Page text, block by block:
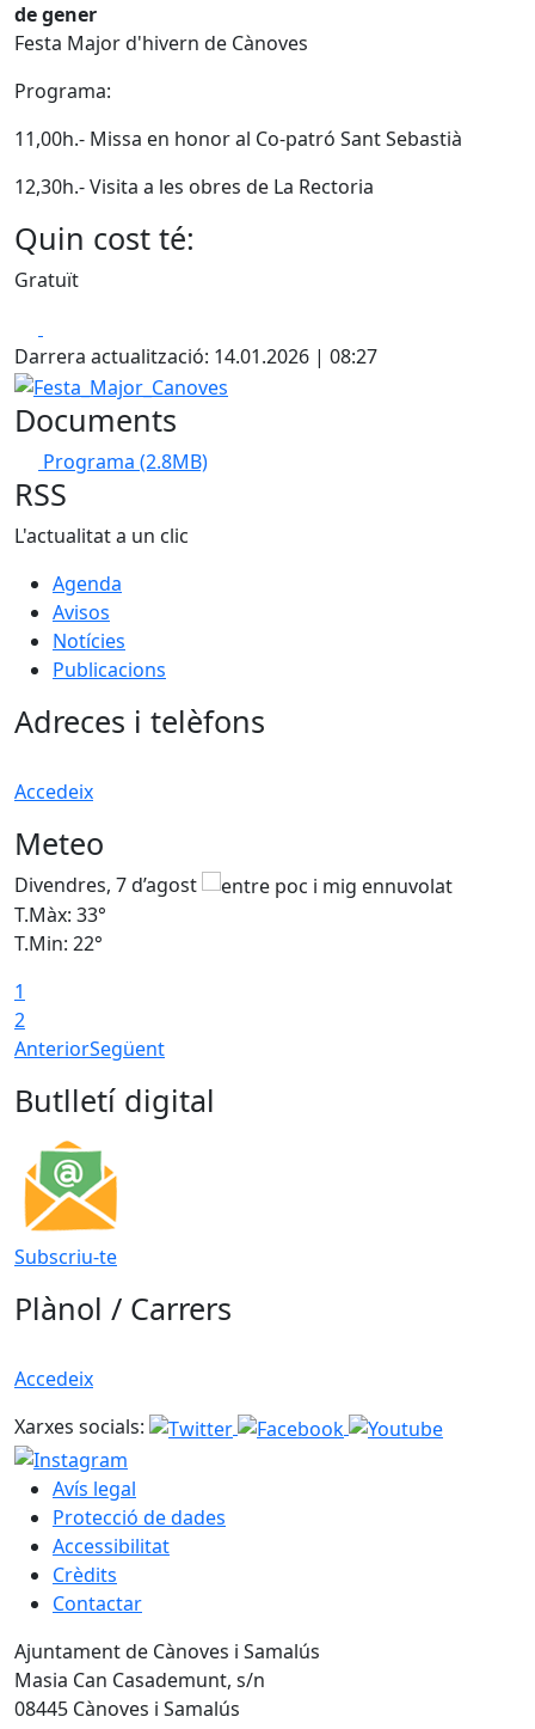
de gener
Festa Major d'hivern de Cànoves
Programa:
11,00h.- Missa en honor al Co-patró Sant Sebastià
12,30h.- Visita a les obres de La Rectoria
Quin cost té:
Gratuït
Darrera actualització: 14.01.2026 | 08:27
Festa_Major_Canoves
Documents
Programa (2.8MB)
RSS
L'actualitat a un clic
Agenda
Avisos
Notícies
Publicacions
Adreces i telèfons
Accedeix
Meteo
Divendres, 7 d’agost
T.Màx: 33°
T.Min: 22°
1
2
AnteriorSegüent
Butlletí digital
Subscriu-te
Plànol / Carrers
Accedeix
Xarxes socials:
Avís legal
Protecció de dades
Accessibilitat
Crèdits
Contactar
Ajuntament de Cànoves i Samalús
Masia Can Casademunt, s/n
08445 Cànoves i Samalús